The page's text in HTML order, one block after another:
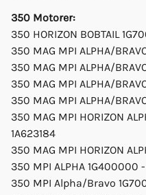
350 Motorer:
350 HORIZON BOBTAIL
350 MAG MPI ALPHA/
350 MAG MPI ALPHA/
350 MAG MPI ALPHA/
350 MAG MPI ALPHA/
350 MAG MPI HORIZON
1A623184
350 MAG MPI HORIZON
350 MPI ALPHA 1G400000
350 MPI Alpha/Bravo